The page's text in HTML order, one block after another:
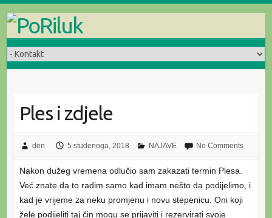
content
Ples i zdjele
den 5 studenoga, 2018 NAJAVE No Comments
Nakon dužeg vremena odlučio sam zakazati termin Plesa.
Već znate da to radim samo kad imam nešto da podijelimo, i
kad je vrijeme za neku promjenu i novu stepenicu. Oni koji
žele podijeliti taj čin mogu se prijaviti i rezervirati svoje